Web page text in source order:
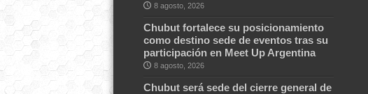
8 agosto, 2026
Chubut fortalece su posicionamiento
como destino sede de eventos tras su
participación en Meet Up Argentina
8 agosto, 2026
Chubut será sede del cierre general de